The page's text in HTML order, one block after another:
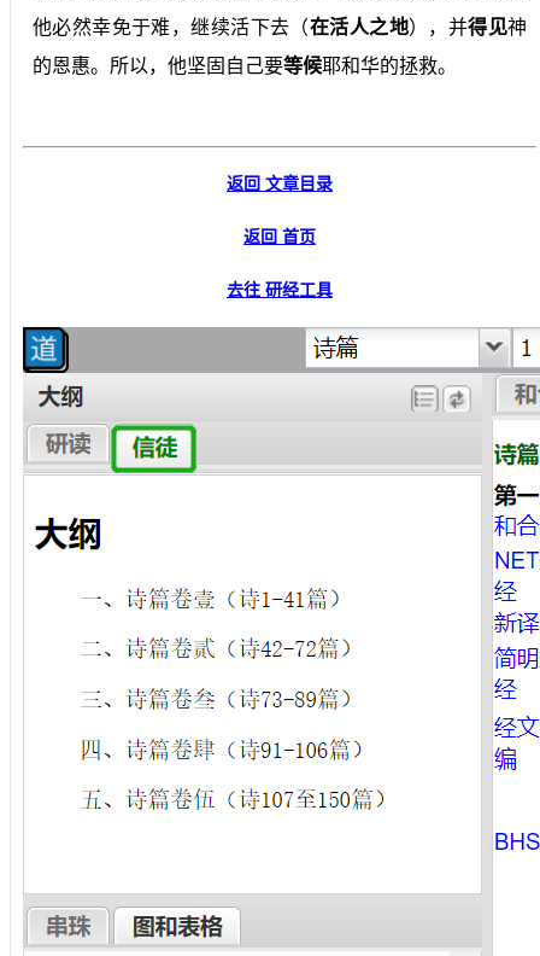
他必然幸免于难，继续活下去（在活人之地），并得见神
的恩惠。所以，他坚固自己要等候耶和华的拯救。
返回 文章目录
返回 首页
去往 研经工具